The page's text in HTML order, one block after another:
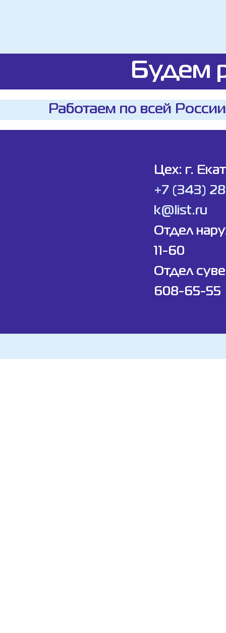
Будем
Работаем по всей
Цех: г.
+7 (343)
k@list.ru
Отдел
11-60
Отдел
608-65-55